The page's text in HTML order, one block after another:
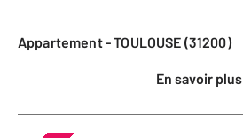
Appartement - TOULOUSE (31200)
En savoir plus